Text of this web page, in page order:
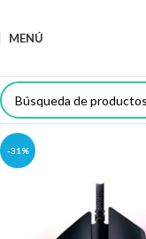
MENÚ
-31%